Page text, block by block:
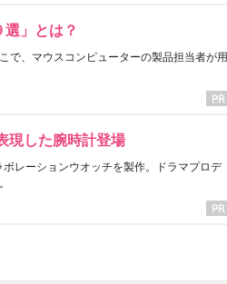
」とは？
で、マウスコンピューターの製品担当者が用
現した腕時計登場
レーションウオッチを製作。ドラマプロデ